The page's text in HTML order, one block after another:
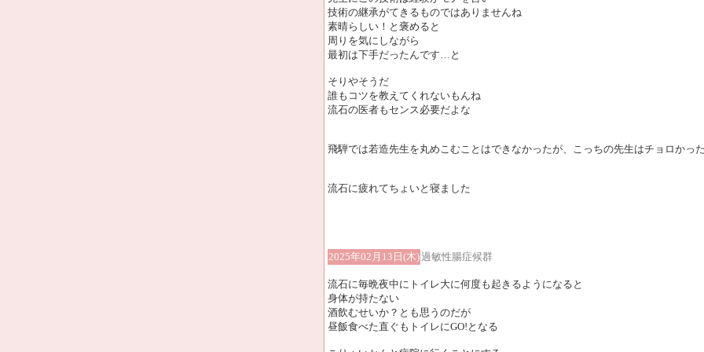
技術の継承がてきるものではありませんね
素晴らしい！と褒めると
周りを気にしながら
最初は下手だったんです…と
そりやそうだ
誰もコツを教えてくれないもんね
流石の医者もセンス必要だよな
飛騨では若造先生を丸めこむことはできなかったが、こっちの先生はチョロかっ
流石に疲れてちょいと寝ました
2025年02月13日(木)過敏性腸症候群
流石に毎晩夜中にトイレ大に何度も起きるようになると
身体が持たない
酒飲むせいか？とも思うのだが
昼飯食べた直ぐもトイレにGO!となる